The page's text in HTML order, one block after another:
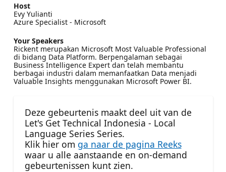
Host
Evy Yulianti
Azure Specialist - Microsoft
Your Speakers
Rickent merupakan Microsoft Most Valuable Professional
di bidang Data Platform. Berpengalaman sebagai
Business Intelligence Expert dan telah membantu
berbagai industri dalam memanfaatkan Data menjadi
Valuable Insights menggunakan Microsoft Power BI.
Deze gebeurtenis maakt deel uit van de
Let's Get Technical Indonesia - Local
Language Series Series.
Klik hier om ga naar de pagina Reeks
waar u alle aanstaande en on-demand
gebeurtenissen kunt zien.